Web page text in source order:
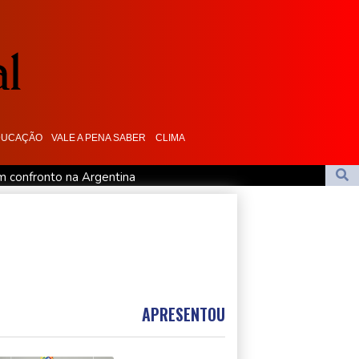
VALE A PENA SABER CLIMA
confronto na Argentina
APRESENTOU